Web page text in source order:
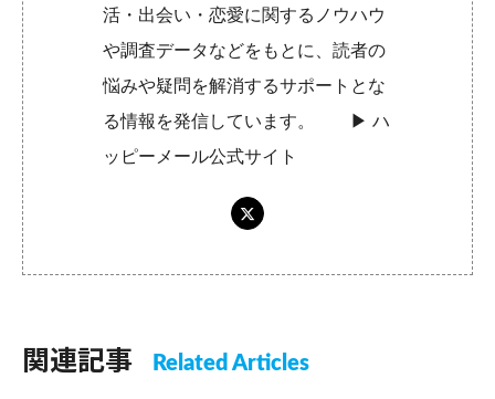
活・出会い・恋愛に関するノウハウ
や調査データなどをもとに、読者の
悩みや疑問を解消するサポートとな
る情報を発信しています。 ▶︎ハ
ッピーメール公式サイト
関連記事 Related Articles